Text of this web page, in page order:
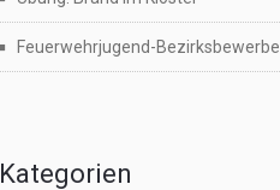
Feuerwehrjugend-Bezirksbewerbe
Kategorien